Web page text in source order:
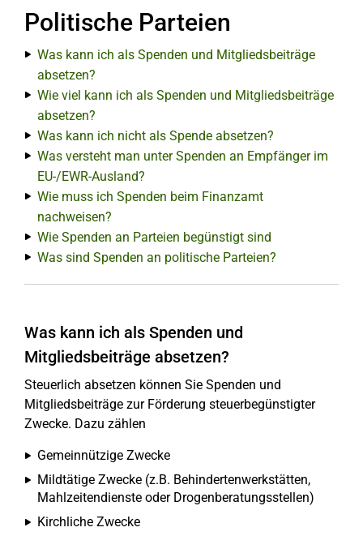
Politische Parteien
Was kann ich als Spenden und Mitgliedsbeiträge
absetzen?
Wie viel kann ich als Spenden und Mitgliedsbeiträge
absetzen?
Was kann ich nicht als Spende absetzen?
Was versteht man unter Spenden an Empfänger im
EU-/EWR-Ausland?
Wie muss ich Spenden beim Finanzamt
nachweisen?
Wie Spenden an Parteien begünstigt sind
Was sind Spenden an politische Parteien?
Was kann ich als Spenden und
Mitgliedsbeiträge absetzen?
Steuerlich absetzen können Sie Spenden und
Mitgliedsbeiträge zur Förderung steuerbegünstigter
Zwecke. Dazu zählen
Gemeinnützige Zwecke
Mildtätige Zwecke (z.B. Behindertenwerkstätten,
Mahlzeitendienste oder Drogenberatungsstellen)
Kirchliche Zwecke